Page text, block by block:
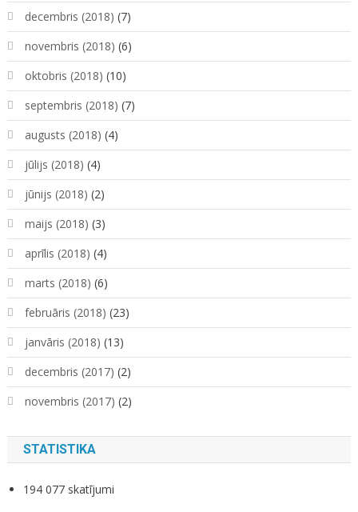
decembris (2018) (7)
novembris (2018) (6)
oktobris (2018) (10)
septembris (2018) (7)
augusts (2018) (4)
jūlijs (2018) (4)
jūnijs (2018) (2)
maijs (2018) (3)
aprīlis (2018) (4)
marts (2018) (6)
februāris (2018) (23)
janvāris (2018) (13)
decembris (2017) (2)
novembris (2017) (2)
STATISTIKA
194 077 skatījumi